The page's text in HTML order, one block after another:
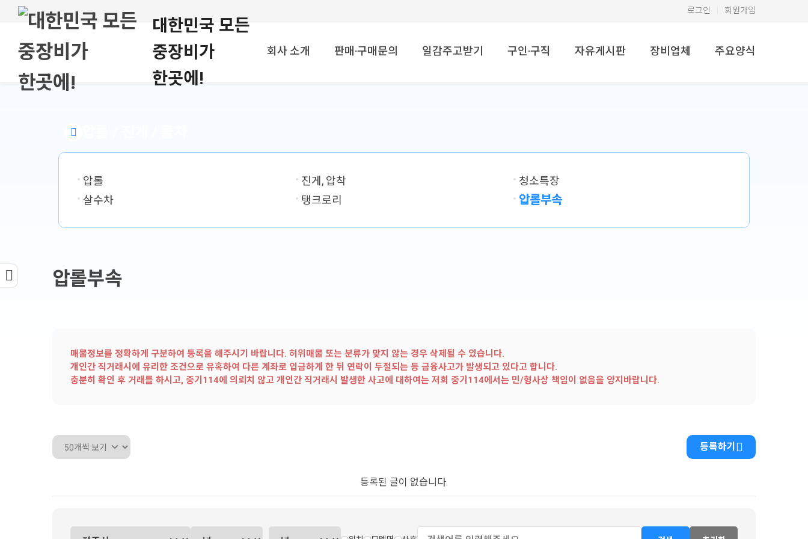
로그인 회원가입
대한민국 모든
중장비가
한곳에!
회사 소개 판매·구매문의 일감주고받기 구인·구직 자유게시판 장비업체 주요양식
압롤 진게, 압착
청소특장
살수차
탱크로리 압롤부속
압롤부속
매물정보를 정확하게 구분하여 등록을 해주시기 바랍니다. 허위매물 또는 분류가 맞지 않는 경우 삭제될 수 있습니다.
개인간 직거래시에 유리한 조건으로 유혹하여 다른 계좌로 입금하게 한 뒤 연락이 두절되는 등 금융사고가 발생되고 있다고 합니다.
충분히 확인 후 거래를 하시고, 중기114에 의뢰치 않고 개인간 직거래시 발생한 사고에 대하여는 저희 중기114에서는 민/형사상 책임이 없음을 양지바랍니다.
등록하기
등록된 글이 없습니다.